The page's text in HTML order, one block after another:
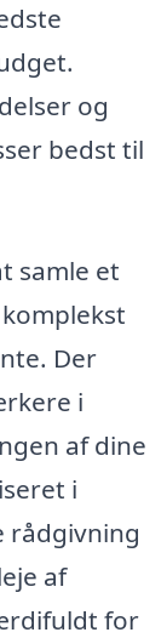
og
bedst til
samle et
Der
i
af dine
i
rådgivning
af
for